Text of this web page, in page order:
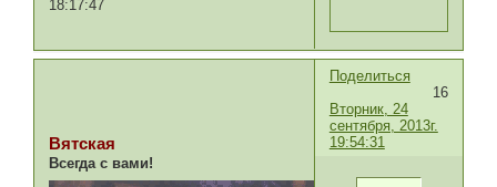
18:17:47
Поделиться
16
Вторник, 24
сентября, 2013г.
19:54:31
Вятская
Всегда с вами!